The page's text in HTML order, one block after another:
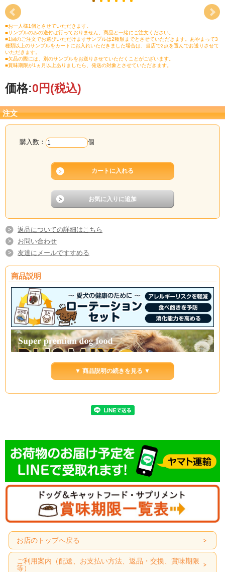
■お一人様1個とさせていただきます。
■サンプルのみの送付は行っておりません。商品と一緒にご注文ください。
■1回のご注文でお選びいただけますサンプルは2種類までとさせていただきます。あやまって3
種類以上のサンプルをカートにお入れいただきました場合は、当店で2点を選んでお送りさせて
いただきます。
■欠品の際には、別のサンプルをお送りさせていただくことがございます。
■賞味期限が1ヵ月以上ありましたら、発送の対象とさせていただきます。
価格:0円(税込)
注文
購入数： 個
返品についての詳細はこちら
お問い合わせ
友達にメールですすめる
商品説明
▼ 商品説明の続きを見る ▼
お店のトップへ戻る
ご利用案内（配送、お支払い方法、返品・交換、賞味期限
等）